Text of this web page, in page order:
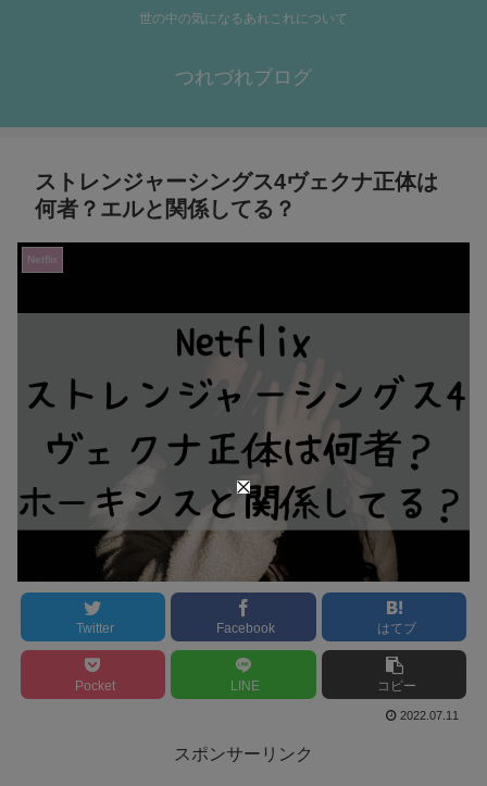
世の中の気になるあれこれについて
つれづれブログ
ストレンジャーシングス4ヴェクナ正体は
何者？エルと関係してる？
Netflix
Twitter Facebook はてブ
Pocket LINE コピー
2022.07.11
スポンサーリンク